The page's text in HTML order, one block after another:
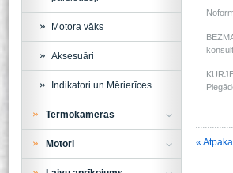
«
Motora vāks
Aksesuāri
Indikatori un Mērierīces
Termokameras
Motori